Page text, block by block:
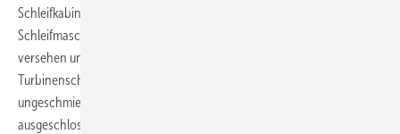
Schleifkabine schützen. Wirkungsvoller ist es jedoch, die
Schleifmaschine selbst mit einer Staubauffangvorrichtung zu
versehen und diese an ein Punktabsaugsystem anzuschließen.
Turbinenschleifer bieten zudem den Vorteil, dass sie mit
ungeschmierter Luft arbeiten – und damit eine Belastung durch Öl
ausgeschlossen ist.